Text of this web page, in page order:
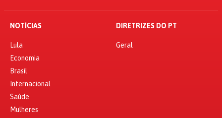
NOTÍCIAS
Lula
Economia
Brasil
Internacional
Saúde
Mulheres
DIRETRIZES DO PT
Geral